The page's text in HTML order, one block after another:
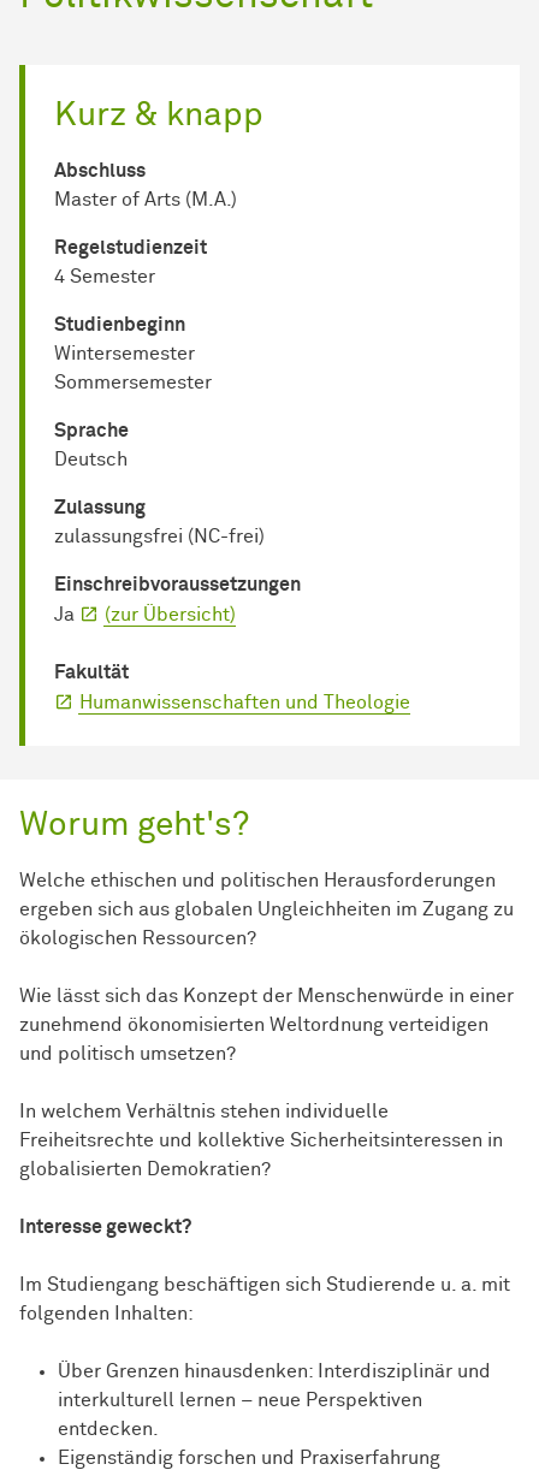
Kurz & knapp
Abschluss
Master of Arts (M.A.)
Regel­studienzeit
4 Semester
Studienbeginn
Wintersemester
Sommersemester
Sprache
Deutsch
Zulassung
zulassungsfrei (NC-frei)
Einschreib­voraussetzungen
Ja
(zur Übersicht)
Fakultät
Humanwissenschaften und Theologie
Worum geht's?
Welche ethischen und politischen Herausforderungen
ergeben sich aus globalen Ungleichheiten im Zugang zu
ökologischen Ressourcen?
Wie lässt sich das Konzept der Menschenwürde in einer
zunehmend ökonomisierten Weltordnung verteidigen
und politisch umsetzen?
In welchem Verhältnis stehen individuelle
Freiheitsrechte und kollektive Sicherheitsinteressen in
globalisierten Demokratien?
Interesse geweckt?
Im Studiengang beschäftigen sich Studierende u. a. mit
folgenden Inhalten:
Über Grenzen hinausdenken: Interdisziplinär und
interkulturell lernen – neue Perspektiven
entdecken.
Eigenständig forschen und Praxiserfahrung